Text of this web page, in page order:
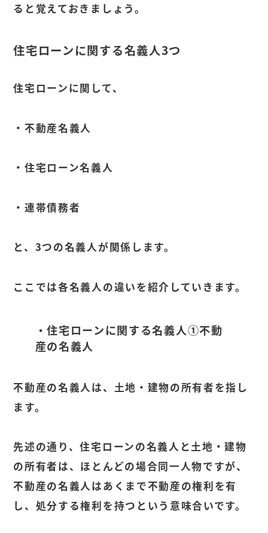
ると覚えておきましょう。
住宅ローンに関する名義人3つ
住宅ローンに関して、
・不動産名義人
・住宅ローン名義人
・連帯債務者
と、3つの名義人が関係します。
ここでは各名義人の違いを紹介していきます。
・住宅ローンに関する名義人①不動
産の名義人
不動産の名義人は、土地・建物の所有者を指し
ます。
先述の通り、住宅ローンの名義人と土地・建物
の所有者は、ほとんどの場合同一人物ですが、
不動産の名義人はあくまで不動産の権利を有
し、処分する権利を持つという意味合いです。